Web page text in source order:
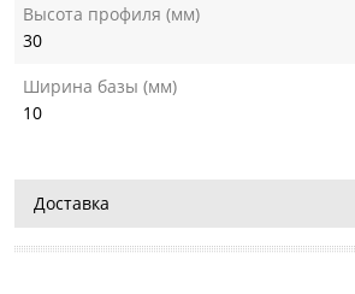
Высота профиля (мм)
30
Ширина базы (мм)
10
Доставка